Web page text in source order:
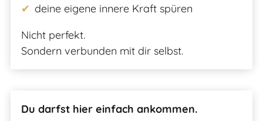
deine eigene innere Kraft spüren
Nicht perfekt.
Sondern verbunden mit dir selbst.
Du darfst hier einfach ankommen.